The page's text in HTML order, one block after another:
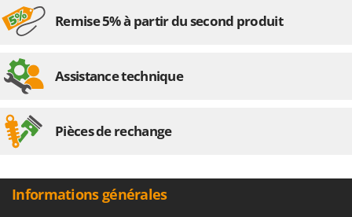
Remise 5% à partir du second produit
Assistance technique
Pièces de rechange
Informations générales